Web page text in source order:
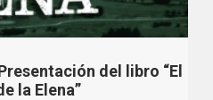
la Elena”